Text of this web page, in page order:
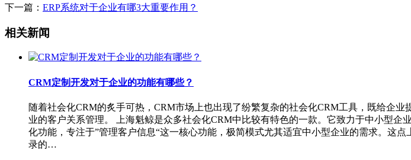
下一篇： ERP系统对于企业有哪3大重要作用？
相关新闻
CRM定制开发对于企业的功能有哪些？
随着社会化CRM的炙手可热，CRM市场上也出现了纷繁复杂的社会化CRM工具，既给企
业的客户关系管理。 上海魁鲸是众多社会化CRM中比较有特色的一款。它致力于中小型
化功能，专注于”管理客户信息“这一核心功能，极简模式尤其适宜中小型企业的需求。这
录的…